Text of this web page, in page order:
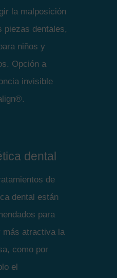
la malposición
piezas dentales,
niños y
Opción a
invisible
dental
de
dental están
para
más atractiva la
como por
el